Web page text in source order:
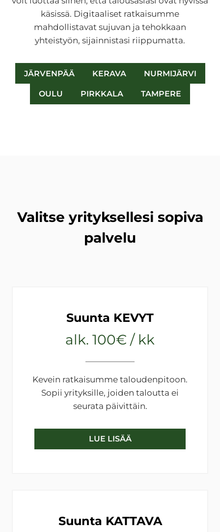
käsissä. Digitaaliset ratkaisumme
mahdollistavat sujuvan ja tehokkaan
yhteistyön, sijainnistasi riippumatta.
JÄRVENPÄÄ KERAVA NURMIJÄRVI
OULU PIRKKALA TAMPERE
Valitse yrityksellesi sopiva
palvelu
Suunta KEVYT
alk. 100€ / kk
Kevein ratkaisumme taloudenpitoon.
Sopii yrityksille, joiden taloutta ei
seurata päivittäin.
LUE LISÄÄ
Suunta KATTAVA